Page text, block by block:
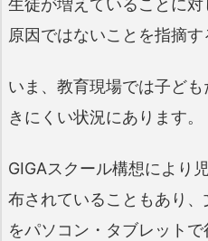
原因ではないことを指摘す
いま、教育現場では子ど
きにくい状況にあります。
GIGAスクール構想により
布されていることもあり
をパソコン・タブレット